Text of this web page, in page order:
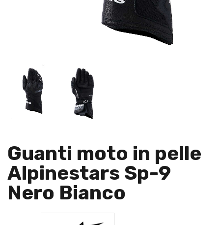
Guanti moto in pelle
Alpinestars Sp-9
Nero Bianco